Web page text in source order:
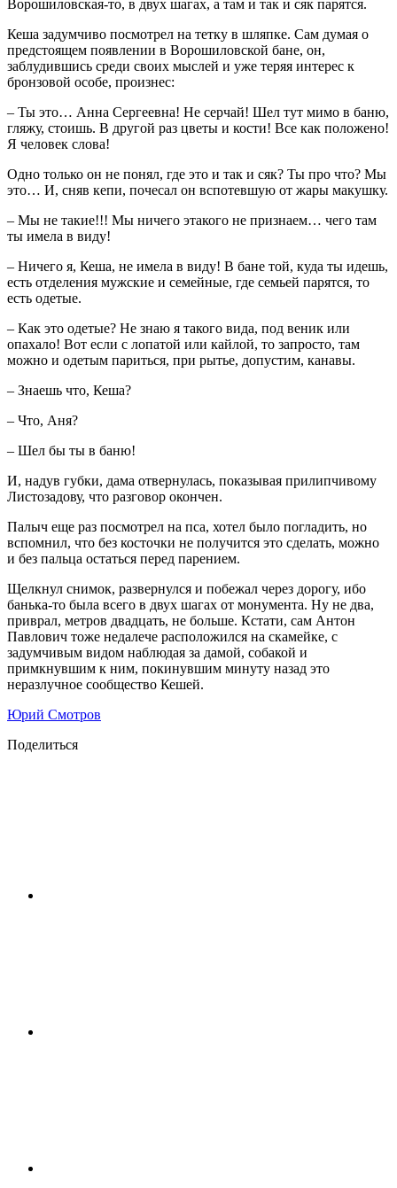
Ворошиловская-то, в двух шагах, а там и так и сяк парятся.
Кеша задумчиво посмотрел на тетку в шляпке. Сам думая о
предстоящем появлении в Ворошиловской бане, он,
заблудившись среди своих мыслей и уже теряя интерес к
бронзовой особе, произнес:
– Ты это… Анна Сергеевна! Не серчай! Шел тут мимо в баню,
гляжу, стоишь. В другой раз цветы и кости! Все как положено!
Я человек слова!
Одно только он не понял, где это и так и сяк? Ты про что? Мы
это… И, сняв кепи, почесал он вспотевшую от жары макушку.
– Мы не такие!!! Мы ничего этакого не признаем… чего там
ты имела в виду!
– Ничего я, Кеша, не имела в виду! В бане той, куда ты идешь,
есть отделения мужские и семейные, где семьей парятся, то
есть одетые.
– Как это одетые? Не знаю я такого вида, под веник или
опахало! Вот если с лопатой или кайлой, то запросто, там
можно и одетым париться, при рытье, допустим, канавы.
– Знаешь что, Кеша?
– Что, Аня?
– Шел бы ты в баню!
И, надув губки, дама отвернулась, показывая прилипчивому
Листозадову, что разговор окончен.
Палыч еще раз посмотрел на пса, хотел было погладить, но
вспомнил, что без косточки не получится это сделать, можно
и без пальца остаться перед парением.
Щелкнул снимок, развернулся и побежал через дорогу, ибо
банька-то была всего в двух шагах от монумента. Ну не два,
приврал, метров двадцать, не больше. Кстати, сам Антон
Павлович тоже недалече расположился на скамейке, с
задумчивым видом наблюдая за дамой, собакой и
примкнувшим к ним, покинувшим минуту назад это
неразлучное сообщество Кешей.
Юрий Смотров
Поделиться